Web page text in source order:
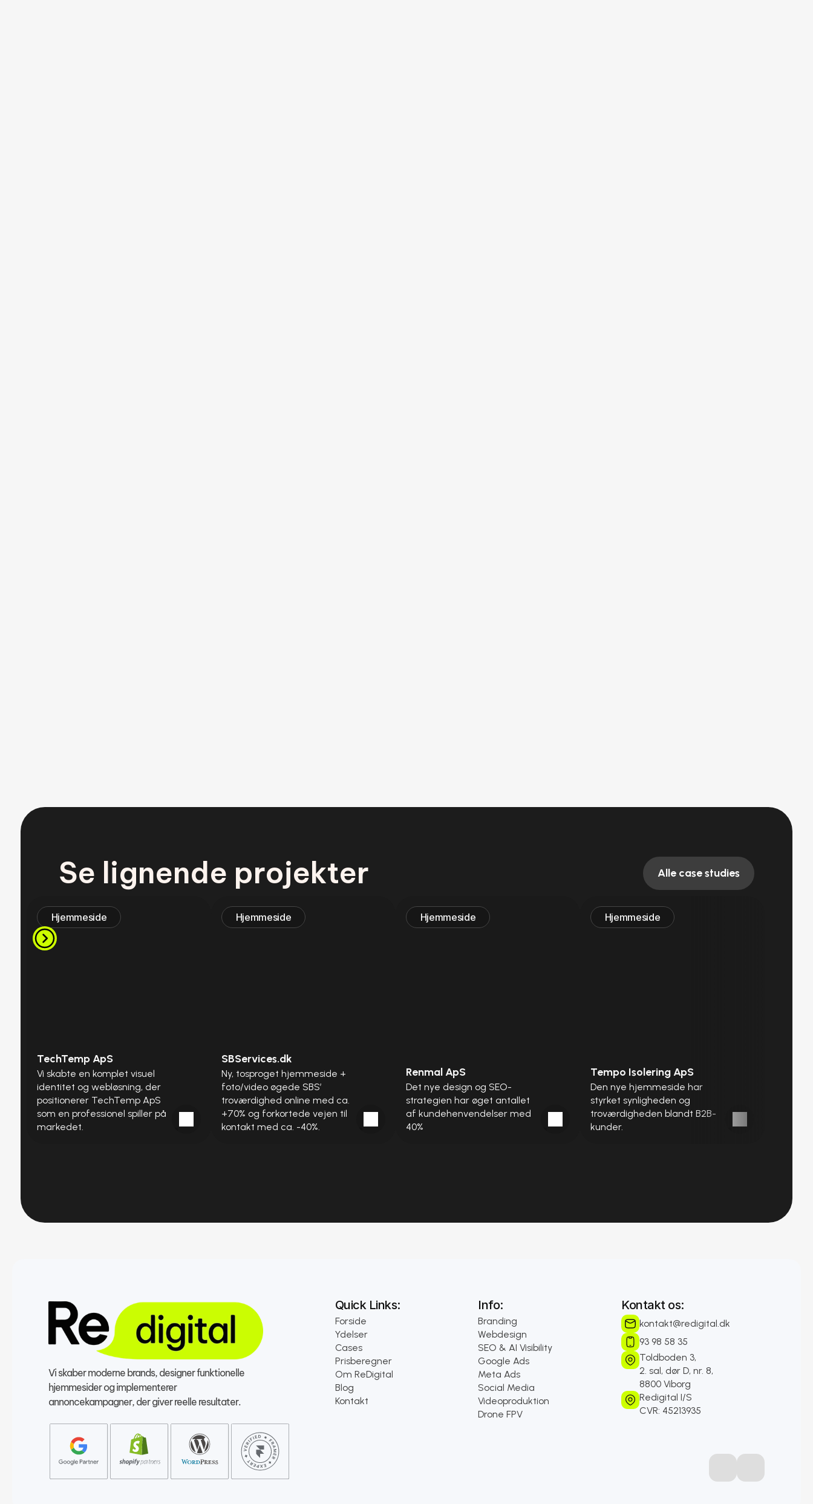
Se lignende projekter Alle case studies
Hjemmeside
TechTemp ApS
Vi skabte en komplet visuel
identitet og webløsning, der
positionerer TechTemp ApS
som en professionel spiller på
markedet.
Hjemmeside
SBServices.dk
Ny, tosproget hjemmeside +
foto/video øgede SBS’
troværdighed online med ca.
+70% og forkortede vejen til
kontakt med ca. -40%.
Hjemmeside
Renmal ApS
Det nye design og SEO-
strategien har øget antallet
af kundehenvendelser med
40%
Hjemmeside
Tempo Isolering ApS
Den nye hjemmeside har
styrket synligheden og
troværdigheden blandt B2B-
kunder.
Vi skaber moderne brands, designer funktionelle
hjemmesider og implementerer
annoncekampagner, der giver reelle resultater.
Quick Links:
Forside
Ydelser
Cases
Prisberegner
Om ReDigital
Blog
Kontakt
Info:
Branding
Webdesign
SEO & AI Visibility
Google Ads
Meta Ads
Social Media
Videoproduktion
Drone FPV
Kontakt os:
kontakt@redigital.dk
93 98 58 35
Toldboden 3,
2. sal, dør D, nr. 8,
8800 Viborg
Redigital I/S
CVR: 45213935